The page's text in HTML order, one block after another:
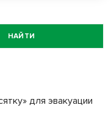
НАЙТИ
для эвакуации